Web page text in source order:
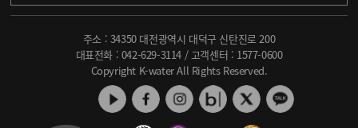
주소 : 34350 대전광역시 대덕구 신탄진로 200
대표전화 : 042-629-3114 / 고객센터 : 1577-0600
Copyright K-water All Rights Reserved.